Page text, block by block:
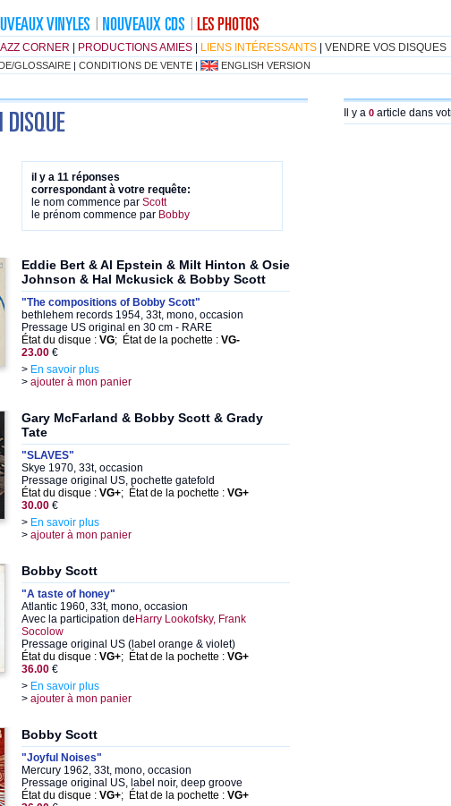
CORNER PRODUCTIONS AMIES LIENS INTÉRESSANTS VENDRE VOS DISQUES
GLOSSAIRE | CONDITIONS DE VENTE | ENGLISH VERSION
il y a 11 réponses
correspondant à votre requête:
le nom commence par Scott
le prénom commence par Bobby
Eddie Bert & Al Epstein & Milt Hinton & Osie
Johnson & Hal Mckusick & Bobby Scott
"The compositions of Bobby Scott"
bethlehem records 1954, 33t, mono, occasion
Pressage US original en 30 cm - RARE
État du disque : VG; État de la pochette : VG-
23.00 €
> En savoir plus
> ajouter à mon panier
Gary McFarland & Bobby Scott & Grady
Tate
"SLAVES"
Skye 1970, 33t, occasion
Pressage original US, pochette gatefold
État du disque : VG+; État de la pochette : VG+
30.00 €
> En savoir plus
> ajouter à mon panier
Bobby Scott
"A taste of honey"
Atlantic 1960, 33t, mono, occasion
Avec la participation de Harry Lookofsky, Frank
Socolow
Pressage original US (label orange & violet)
État du disque : VG+; État de la pochette : VG+
36.00 €
> En savoir plus
> ajouter à mon panier
Bobby Scott
"Joyful Noises"
Mercury 1962, 33t, mono, occasion
Pressage original US, label noir, deep groove
État du disque : VG+; État de la pochette : VG+
Il y a 0 article dans